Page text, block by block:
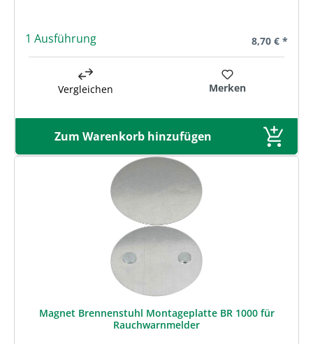
1 Ausführung Regulärer
8,70 € *
Vergleichen Merken
Zum Warenkorb hinzufügen
Magnet Brennenstuhl Montageplatte BR 1000 für
Rauchwarnmelder